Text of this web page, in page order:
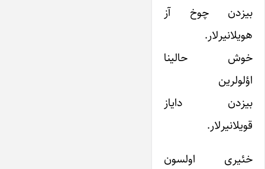
بیزدن چوخ آز
هویلانیر‌لار.
خوش حالینا
اؤلولرین
بیزدن دایاز
قویلانیرلار.
خئیری اولسون